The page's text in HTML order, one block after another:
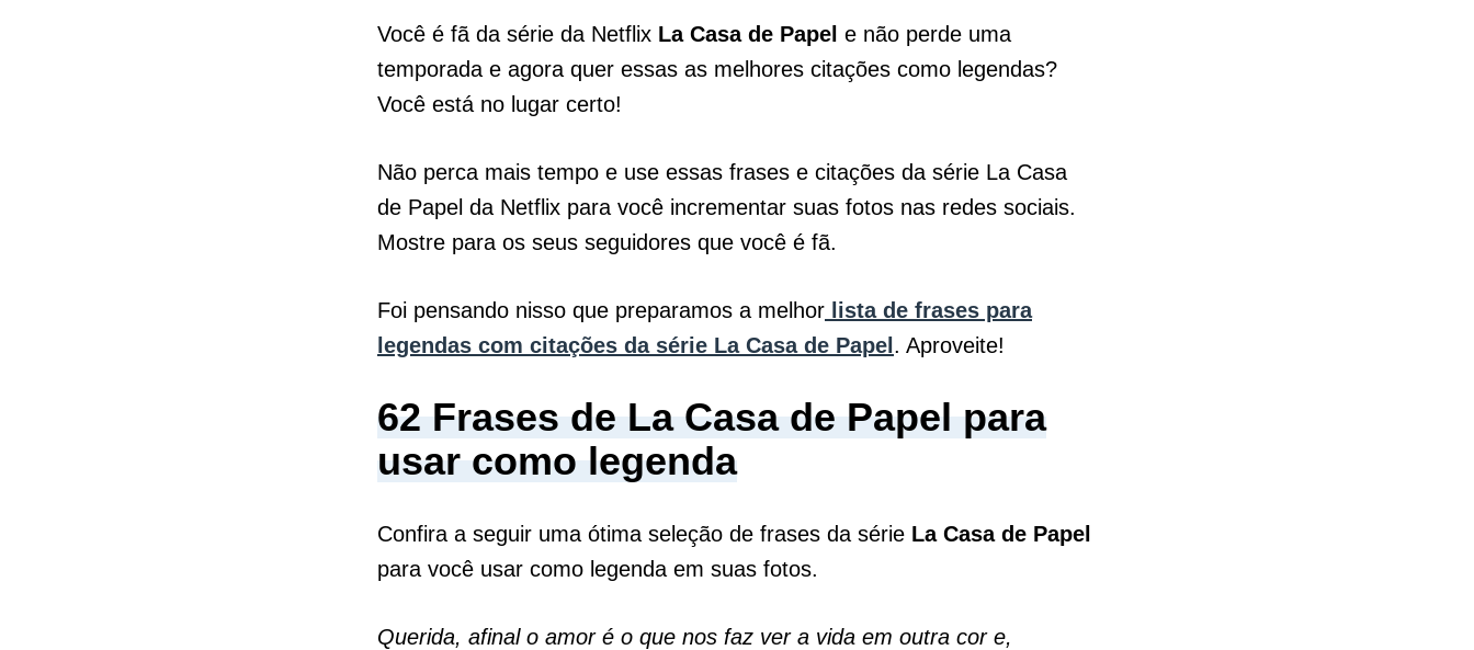
Você é fã da série da Netflix La Casa de Papel e não perde uma
temporada e agora quer essas as melhores citações como legendas?
Você está no lugar certo!
Não perca mais tempo e use essas frases e citações da série La Casa
de Papel da Netflix para você incrementar suas fotos nas redes sociais.
Mostre para os seus seguidores que você é fã.
Foi pensando nisso que preparamos a melhor lista de frases para
legendas com citações da série La Casa de Papel . Aproveite!
62 Frases de La Casa de Papel para
usar como legenda
Confira a seguir uma ótima seleção de frases da série La Casa de Papel
para você usar como legenda em suas fotos.
Querida, afinal o amor é o que nos faz ver a vida em outra cor e,